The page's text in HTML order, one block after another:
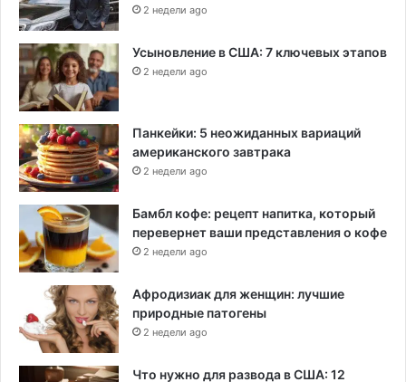
2 недели ago
Усыновление в США: 7 ключевых этапов
2 недели ago
Панкейки: 5 неожиданных вариаций
американского завтрака
2 недели ago
Бамбл кофе: рецепт напитка, который
перевернет ваши представления о кофе
2 недели ago
Афродизиак для женщин: лучшие
природные патогены
2 недели ago
Что нужно для развода в США: 12